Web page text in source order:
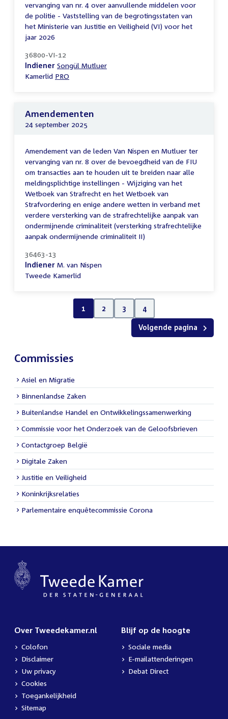
vervanging van nr. 4 over aanvullende middelen voor
de politie - Vaststelling van de begrotingsstaten van
het Ministerie van Justitie en Veiligheid (VI) voor het
jaar 2026
36800-VI-12
Indiener Songül Mutluer
Kamerlid PRO
Amendementen
24 september 2025
Amendement van de leden Van Nispen en Mutluer ter
vervanging van nr. 8 over de bevoegdheid van de FIU
om transacties aan te houden uit te breiden naar alle
meldingsplichtige instellingen - Wijziging van het
Wetboek van Strafrecht en het Wetboek van
Strafvordering en enige andere wetten in verband met
verdere versterking van de strafrechtelijke aanpak van
ondermijnende criminaliteit (versterking strafrechtelijke
aanpak ondermijnende criminaliteit II)
36463-13
Indiener M. van Nispen
Tweede Kamerlid
1 2 3 4
Volgende pagina
Commissies
Asiel en Migratie
Binnenlandse Zaken
Buitenlandse Handel en Ontwikkelingssamenwerking
Commissie voor het Onderzoek van de Geloofsbrieven
Contactgroep België
Digitale Zaken
Justitie en Veiligheid
Koninkrijksrelaties
Parlementaire enquêtecommissie Corona
Over Tweedekamer.nl
Colofon
Disclaimer
Uw privacy
Cookies
Toegankelijkheid
Sitemap
Blijf op de hoogte
Sociale media
E-mailattenderingen
Debat Direct